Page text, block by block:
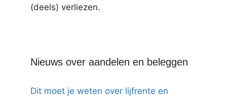
(deels) verliezen.
Nieuws over aandelen en beleggen
Dit moet je weten over lijfrente en